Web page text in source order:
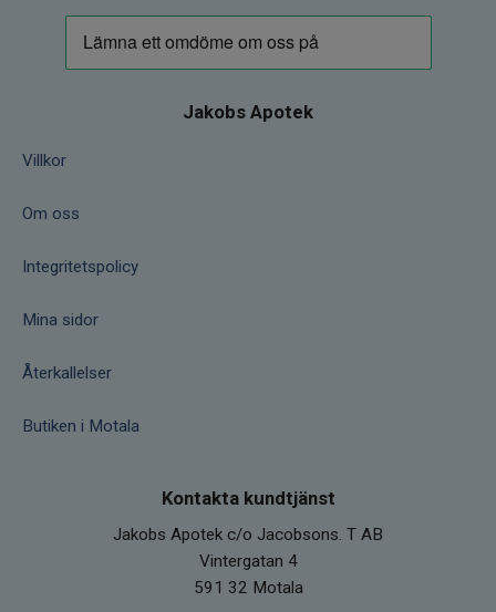
Jakobs Apotek
Villkor
Om oss
Integritetspolicy
Mina sidor
Återkallelser
Butiken i Motala
Kontakta kundtjänst
Jakobs Apotek c/o Jacobsons. T AB
Vintergatan 4
591 32 Motala